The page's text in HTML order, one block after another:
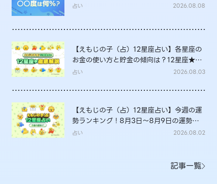
占い 2026.08.08
【えもじの子（占）12星座占い】各星座の
お金の使い方と貯金の傾向は？12星座★徹
底解説
占い 2026.08.03
【えもじの子（占）12星座占い】今週の運
勢ランキング！8月3日～8月9日の運勢
は？
占い 2026.08.02
記事一覧